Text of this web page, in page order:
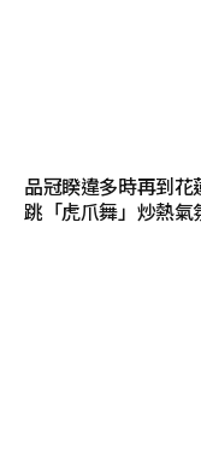
品冠睽違多時再到
跳「虎爪舞」炒熱氣